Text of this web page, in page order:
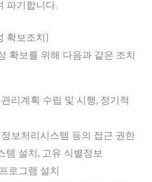
파기합니다.
확보조치)
확보를 위해 다음과 같은 조치
리계획 수립 및 시행, 정기적
보처리시스템 등의 접근 권한
템 설치, 고유 식별정보
로그램 설치